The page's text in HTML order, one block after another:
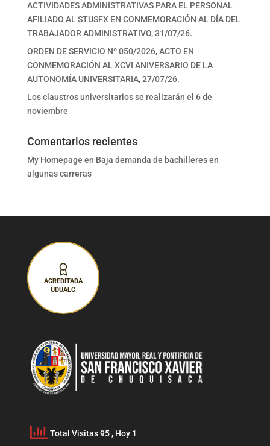
ACTIVIDADES ADMINISTRATIVAS PARA EL PERSONAL
AFILIADO AL STUSFX EN CONMEMORACIÓN AL DÍA DEL
TRABAJADOR ADMINISTRATIVO, 31/07/26.
ORDEN DE SERVICIO Nº 050/2026, ACTO EN
CONMEMORACIÓN AL XCVI ANIVERSARIO DE LA
AUTONOMÍA UNIVERSITARIA, 27/07/26.
Los claustros universitarios se realizarán el 6 de
noviembre
Comentarios recientes
My Homepage en Baja demanda de bachilleres en
algunas carreras
ACREDITADA
UDUALC
Total Visitas 95 , Hoy 1